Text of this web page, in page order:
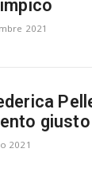
2021
2021